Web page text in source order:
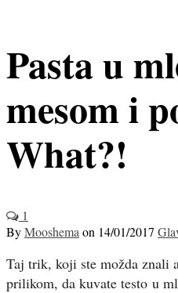
Pasta u
mesom i
What?!
1
ByMooshema on 14/01/2017
Taj trik, koji ste možda znali
prilikom, da kuvate testo u